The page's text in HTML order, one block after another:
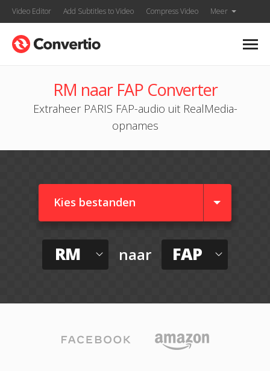
Video Editor Add Subtitles to Video Compress Video Meer
RM naar FAP Converter
Extraheer PARIS FAP-audio uit RealMedia-
opnames
Kies bestanden
RM naar FAP